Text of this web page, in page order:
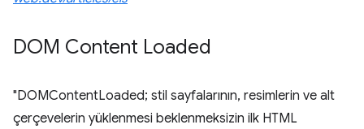
DOM Content Loaded
"DOMContentLoaded; stil sayfalarının, resimlerin ve alt
çerçevelerin yüklenmesi beklenmeksizin ilk HTML